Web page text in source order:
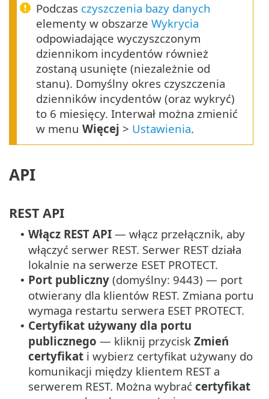
Podczas czyszczenia bazy danych
elementy w obszarze Wykrycia
odpowiadające wyczyszczonym
dziennikom incydentów również
zostaną usunięte (niezależnie od
stanu). Domyślny okres czyszczenia
dzienników incydentów (oraz wykryć)
to 6 miesięcy. Interwał można zmienić
w menu Więcej > Ustawienia.
API
REST API
• Włącz REST API — włącz przełącznik, aby
włączyć serwer REST. Serwer REST działa
lokalnie na serwerze ESET PROTECT.
• Port publiczny (domyślny: 9443) — port
otwierany dla klientów REST. Zmiana portu
wymaga restartu serwera ESET PROTECT.
• Certyfikat używany dla portu
publicznego — kliknij przycisk Zmień
certyfikat i wybierz certyfikat używany do
komunikacji między klientem REST a
serwerem REST. Można wybrać certyfikat